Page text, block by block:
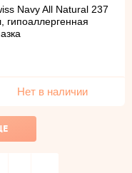
Navy All Natural 237
гипоаллергенная
Нет в наличии